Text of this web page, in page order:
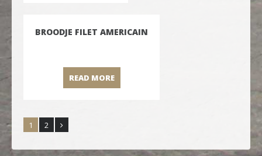
BROODJE FILET AMERICAIN
READ MOREBROODJE FILET AMERICAIN
1 2